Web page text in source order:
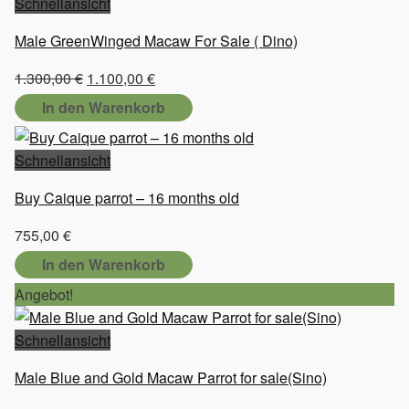
Male GreenWinged Macaw For Sale ( Dino)
1.300,00€ Ursprünglicher
Preis
war:
1.300,00 €
1.100,00 €Aktueller
Preis
ist:
1.100,00 €.
In den Warenkorb
Schnellansicht
Buy Caique parrot – 16 months old
755,00 €
In den Warenkorb
Angebot!
Schnellansicht
Male Blue and Gold Macaw Parrot for sale(Sino)